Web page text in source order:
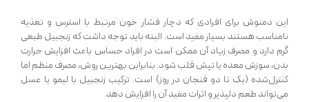
این دمنوش برای افرادی که دچار فشار خون مرتبط با استرس و تغذیه
نامناسب هستند بسیار مفید است. البته باید توجه داشت که زنجبیل طبعی
گرم دارد و مصرف زیاد آن ممکن است در افراد حساس باعث افزایش حرارت
بدن، سوزش معده یا تپش قلب شود. بنابراین بهترین روش، مصرف منظم اما
کنترل‌شده (یک تا دو فنجان در روز) است. ترکیب زنجبیل با لیمو یا عسل
می‌تواند طعم دلپذیر و اثرات مفید آن را افزایش دهد.